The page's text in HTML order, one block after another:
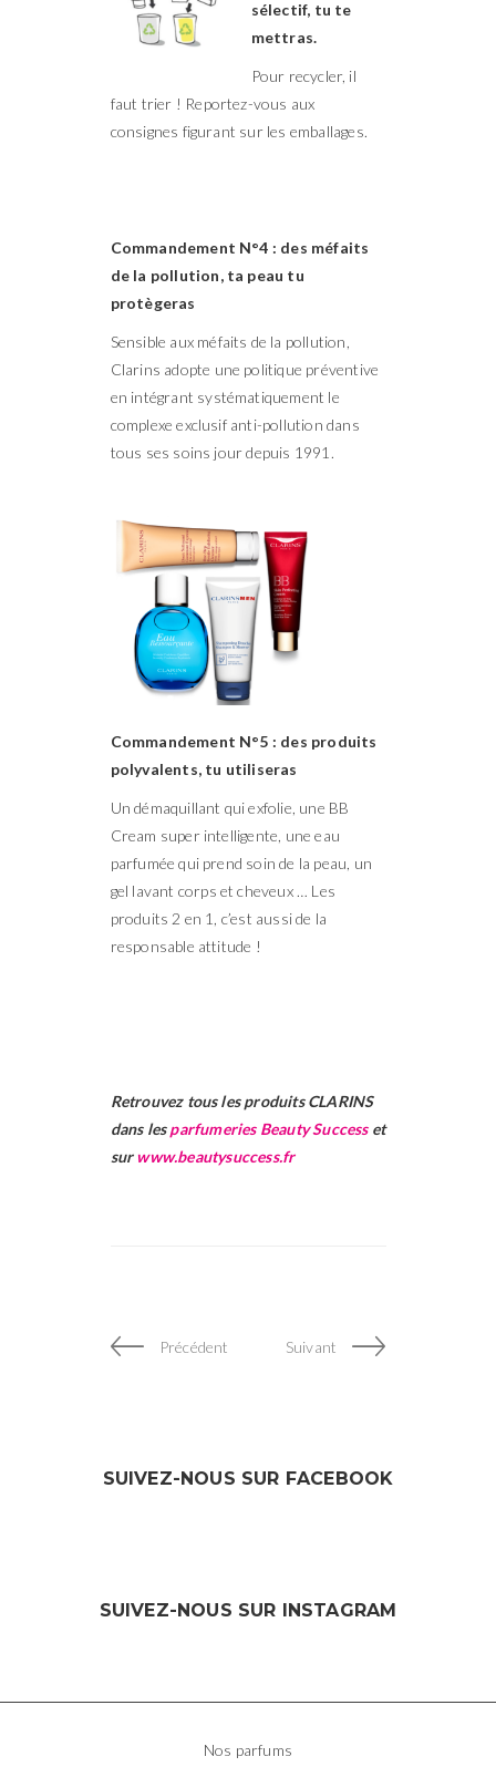
sélectif, tu te
mettras.
Pour recycler, il
faut trier ! Reportez-vous aux
consignes figurant sur les emballages.
Commandement N°4 : des méfaits
de la pollution, ta peau tu
protègeras
Sensible aux méfaits de la pollution,
Clarins adopte une politique préventive
en intégrant systématiquement le
complexe exclusif anti-pollution dans
tous ses soins jour depuis 1991.
Commandement N°5 : des produits
polyvalents, tu utiliseras
Un démaquillant qui exfolie, une BB
Cream super intelligente, une eau
parfumée qui prend soin de la peau, un
gel lavant corps et cheveux … Les
produits 2 en 1, c’est aussi de la
responsable attitude !
Retrouvez tous les produits CLARINS
dans lesparfumeries Beauty Successet
surwww.beautysuccess.fr
Précédent Suivant
SUIVEZ-NOUS SUR FACEBOOK
SUIVEZ-NOUS SUR INSTAGRAM
Nos parfums